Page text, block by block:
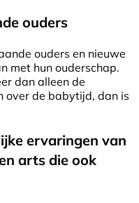
ouders
ouders en nieuwe
met hun ouderschap.
dan alleen de
over de babytijd, dan is
ervaringen van
arts die ook